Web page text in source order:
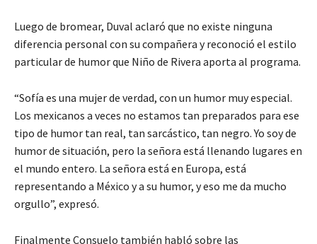
Luego de bromear, Duval aclaró que no existe ninguna
diferencia personal con su compañera y reconoció el estilo
particular de humor que Niño de Rivera aporta al programa.
“Sofía es una mujer de verdad, con un humor muy especial.
Los mexicanos a veces no estamos tan preparados para ese
tipo de humor tan real, tan sarcástico, tan negro. Yo soy de
humor de situación, pero la señora está llenando lugares en
el mundo entero. La señora está en Europa, está
representando a México y a su humor, y eso me da mucho
orgullo”, expresó.
Finalmente Consuelo también habló sobre las